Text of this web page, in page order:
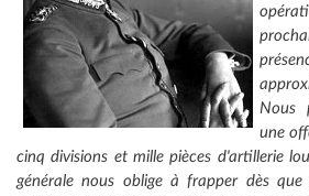
Nous
une
cinq divisions et mille pièces d'artillerie
générale nous oblige à frapper dès que